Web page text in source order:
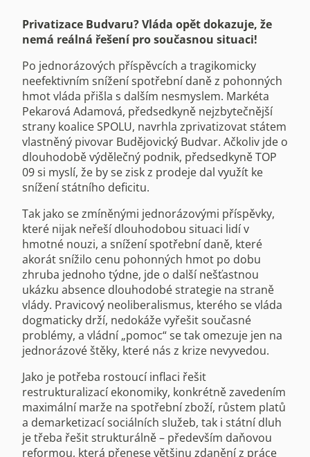
Privatizace Budvaru? Vláda opět dokazuje, že
nemá reálná řešení pro současnou situaci!
Po jednorázových příspěvcích a tragikomicky
neefektivním snížení spotřební daně z pohonných
hmot vláda přišla s dalším nesmyslem. Markéta
Pekarová Adamová, předsedkyně nejzbytečnější
strany koalice SPOLU, navrhla zprivatizovat státem
vlastněný pivovar Budějovický Budvar. Ačkoliv jde o
dlouhodobě výdělečný podnik, předsedkyně TOP
09 si myslí, že by se zisk z prodeje dal využít ke
snížení státního deficitu.
Tak jako se zmíněnými jednorázovými příspěvky,
které nijak neřeší dlouhodobou situaci lidí v
hmotné nouzi, a snížení spotřební daně, které
akorát snížilo cenu pohonných hmot po dobu
zhruba jednoho týdne, jde o další nešťastnou
ukázku absence dlouhodobé strategie na straně
vlády. Pravicový neoliberalismus, kterého se vláda
dogmaticky drží, nedokáže vyřešit současné
problémy, a vládní „pomoc“ se tak omezuje jen na
jednorázové štěky, které nás z krize nevyvedou.
Jako je potřeba rostoucí inflaci řešit
restrukturalizací ekonomiky, konkrétně zavedením
maximální marže na spotřební zboží, růstem platů
a demarketizací sociálních služeb, tak i státní dluh
je třeba řešit strukturálně – především daňovou
reformou, která přenese většinu zdanění z práce